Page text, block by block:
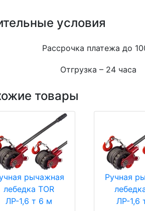
условия
Рассрочка платежа до
Отгрузка – 24 часа
товары
рычажная
лебедка TOR
ЛР-1,6 т 6 м
Ручная
ЛР-1,6